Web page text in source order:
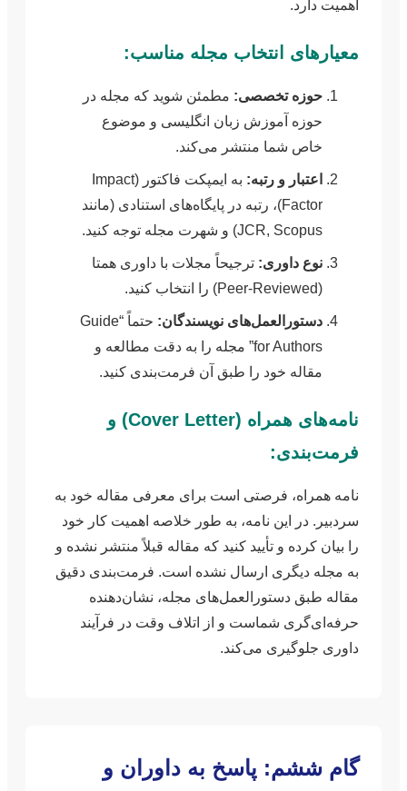
اهمیت دارد.
معیارهای انتخاب مجله مناسب:
حوزه تخصصی:مطمئن شوید که مجله در
حوزه آموزش زبان انگلیسی و موضوع
خاص شما منتشر می‌کند.
اعتبار و رتبه:
به ایمپکت فاکتور (Impact
Factor)، رتبه در پایگاه‌های استنادی (مانند
JCR, Scopus) و شهرت مجله توجه کنید.
نوع داوری:ترجیحاً مجلات با داوری همتا
دستورالعمل‌های نویسندگان:
حتماً “Guide
for Authors” مجله را به دقت مطالعه و
مقاله خود را طبق آن فرمت‌بندی کنید.
نامه‌های همراه (Cover Letter) و
فرمت‌بندی:
نامه همراه، فرصتی است برای معرفی مقاله خود به
سردبیر. در این نامه، به طور خلاصه اهمیت کار خود
را بیان کرده و تأیید کنید که مقاله قبلاً منتشر نشده و
به مجله دیگری ارسال نشده است. فرمت‌بندی دقیق
مقاله طبق دستورالعمل‌های مجله، نشان‌دهنده
حرفه‌ای‌گری شماست و از اتلاف وقت در فرآیند
داوری جلوگیری می‌کند.
گام ششم: پاسخ به داوران و